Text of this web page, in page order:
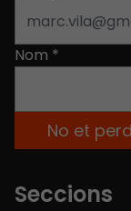
Nom *
Seccions